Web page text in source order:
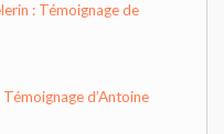
: Témoignage de
d’Antoine